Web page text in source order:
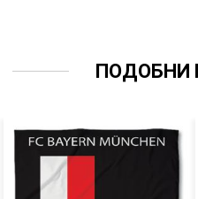
ПОДОБНИ